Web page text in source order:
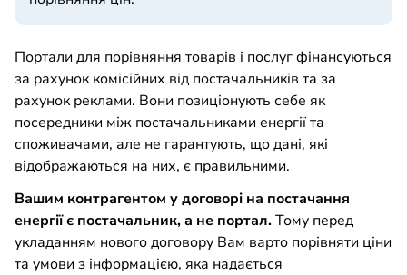
Портали для порівняння товарів і послуг фінансуються
за рахунок комісійних від постачальників та за
рахунок реклами. Вони позиціонують себе як
посередники між постачальниками енергії та
споживачами, але не гарантують, що дані, які
відображаються на них, є правильними.
Вашим контрагентом у договорі на постачання
енергії є постачальник, а не портал.Тому перед
укладанням нового договору Вам варто порівняти ціни
та умови з інформацією, яка надається